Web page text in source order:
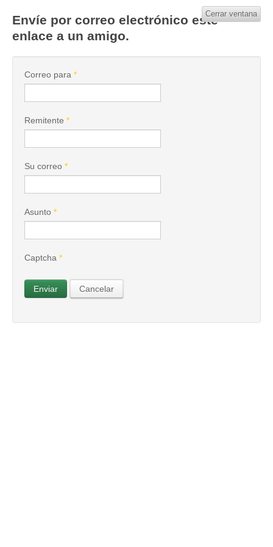
Envíe por correo electrónico este
enlace a un amigo.
Cerrar ventana
Correo para *
Remitente *
Su correo *
Asunto *
Captcha *
Enviar Cancelar